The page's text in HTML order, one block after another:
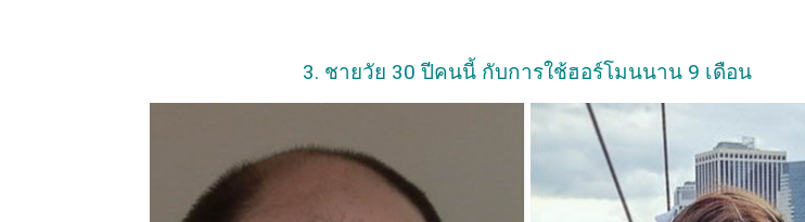
3. ชายวัย 30 ปีคนนี้ กับการใช้ฮอร์โมนนาน 9 เดือน